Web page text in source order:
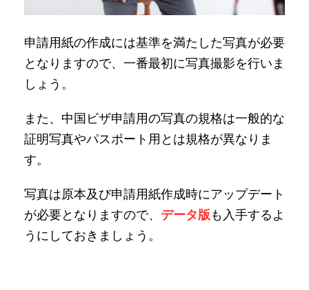
申請用紙の作成には基準を満たした写真が必要
となりますので、一番最初に写真撮影を行いま
しょう。
また、中国ビザ申請用の写真の規格は一般的な
証明写真やパスポート用とは規格が異なりま
す。
写真は原本及び申請用紙作成時にアップデート
が必要となりますので、 データ版も入手するよ
うにしておきましょう。